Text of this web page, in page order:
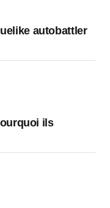
autobattler
ils